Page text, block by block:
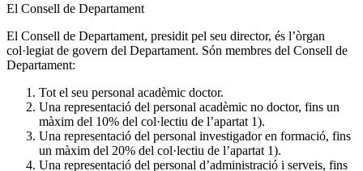
El Consell de Departament
El Consell de Departament, presidit pel seu director, és l’òrgan
col·legiat de govern del Departament. Són membres del Consell de
Departament:
Tot el seu personal acadèmic doctor.
Una representació del personal acadèmic no doctor, fins un
màxim del 10% del col·lectiu de l’apartat 1).
Una representació del personal investigador en formació, fins
un màxim del 20% del col·lectiu de l’apartat 1).
Una representació del personal d’administració i serveis, fins